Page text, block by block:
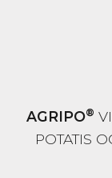
AGRIPO®
POTATIS